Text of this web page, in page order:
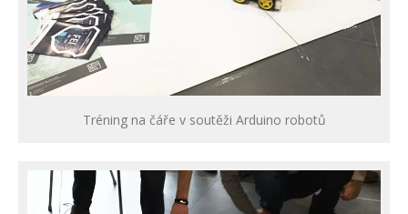
Tréning na čáře v soutěži Arduino robotů